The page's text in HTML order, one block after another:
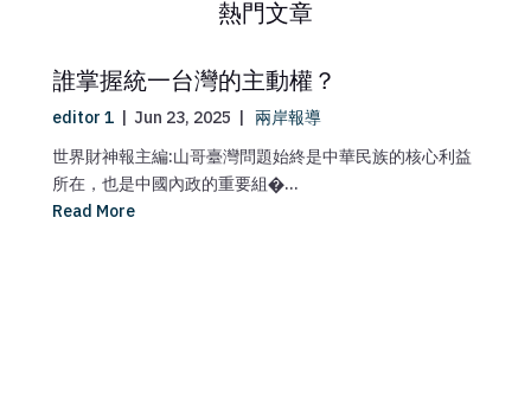
熱門文章
誰掌握統一台灣的主動權？
editor 1 | Jun 23, 2025 | 兩岸報導
世界財神報主編:山哥臺灣問題始終是中華民族的核心利益
所在，也是中國內政的重要組�...
Read More